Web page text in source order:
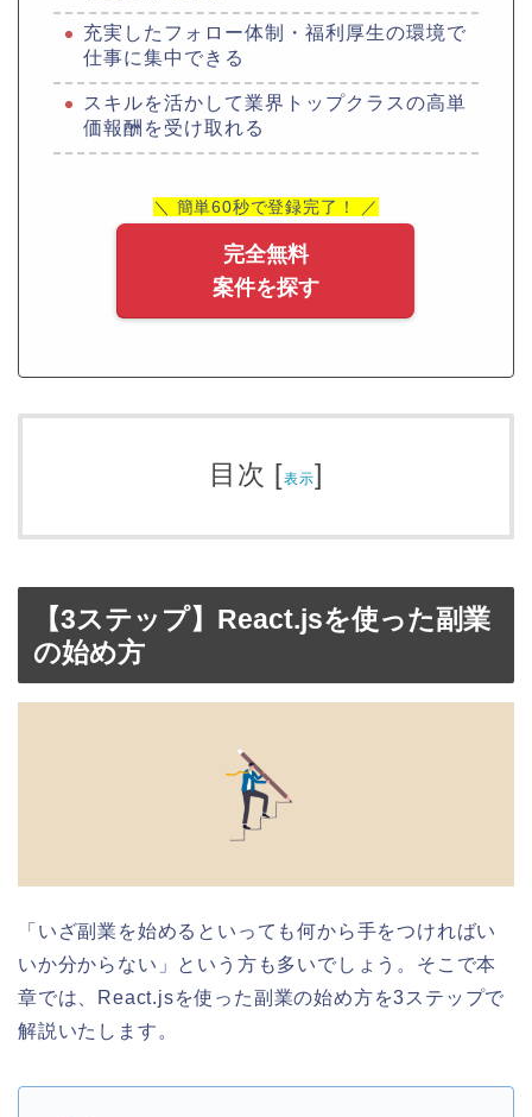
充実したフォロー体制・福利厚生の環境で
仕事に集中できる
スキルを活かして業界トップクラスの高単
価報酬を受け取れる
＼ 簡単60秒で登録完了！ ／
完全無料
案件を探す
目次 [表示]
【3ステップ】React.jsを使った副業
の始め方
「いざ副業を始めるといっても何から手をつければい
いか分からない」という方も多いでしょう。そこで本
章では、React.jsを使った副業の始め方を3ステップで
解説いたします。